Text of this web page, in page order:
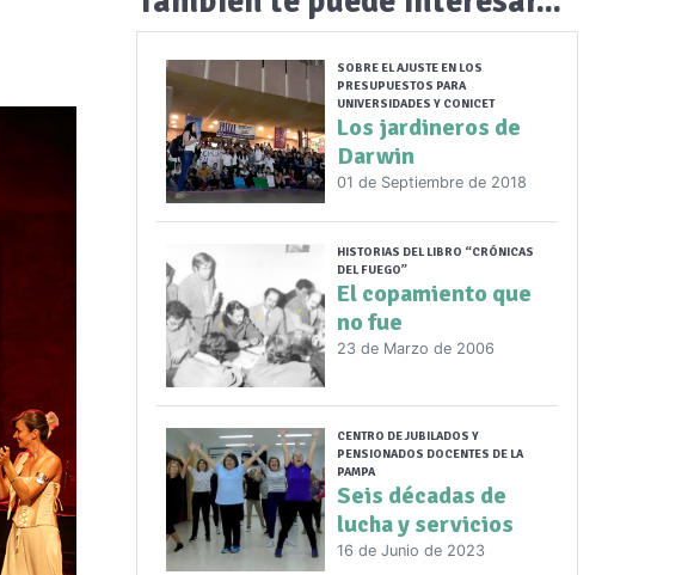
SOBRE EL AJUSTE EN LOS
PRESUPUESTOS PARA
UNIVERSIDADES Y CONICET
Los jardineros de
Darwin
01 de Septiembre de 2018
HISTORIAS DEL LIBRO “CRÓNICAS
DEL FUEGO”
El copamiento que
no fue
23 de Marzo de 2006
CENTRO DE JUBILADOS Y
PENSIONADOS DOCENTES DE LA
PAMPA
Seis décadas de
lucha y servicios
16 de Junio de 2023